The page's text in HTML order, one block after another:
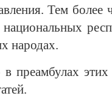
Тем более
народах.
преамбулах